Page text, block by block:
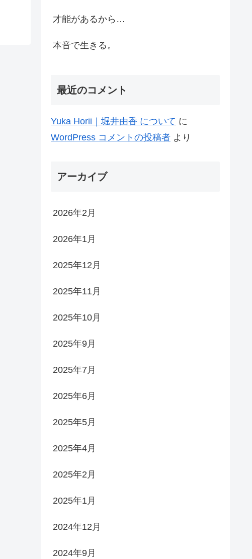
才能があるから…
本音で生きる。
最近のコメント
Yuka Horii｜堀井由香 について に
WordPress コメントの投稿者 より
アーカイブ
2026年2月
2026年1月
2025年12月
2025年11月
2025年10月
2025年9月
2025年7月
2025年6月
2025年5月
2025年4月
2025年2月
2025年1月
2024年12月
2024年9月